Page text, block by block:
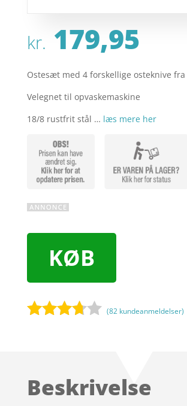
kr. 179,95
Ostesæt med 4 forskellige osteknive fra
Velegnet til opvaskemaskine
18/8 rustfrit stål … læs mere her
KØB
baseret
(82 kundeanmeldelser)
Beskrivelse